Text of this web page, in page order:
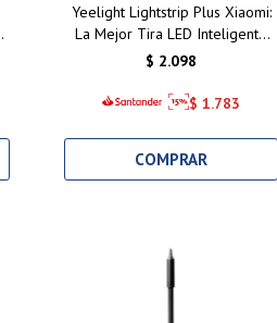
Yeelight Lightstrip Plus Xiaomi:
La Mejor Tira LED Inteligente
con Control de Colores para Tu
$ 2.098
$ 1.783